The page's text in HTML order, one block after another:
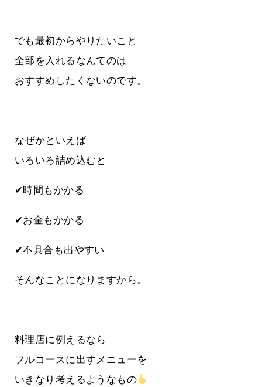
でも最初からやりたいこと
全部を入れるなんてのは
おすすめしたくないのです。
なぜかといえば
いろいろ詰め込むと
✔時間もかかる
✔お金もかかる
✔不具合も出やすい
そんなことになりますから。
料理店に例えるなら
フルコースに出すメニューを
いきなり考えるようなもの